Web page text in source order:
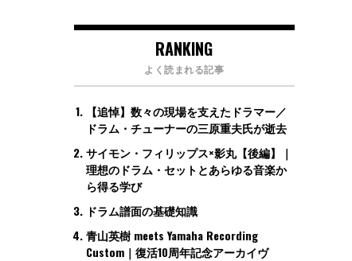
RANKING
よく読まれる記事
【追悼】数々の現場を支えたドラマー／
ドラム・チューナーの三原重夫氏が逝去
サイモン・フィリップス×影丸【後編】｜
理想のドラム・セットとあらゆる音楽か
ら得る学び
ドラム譜面の基礎知識
青山英樹 meets Yamaha Recording
Custom｜復活10周年記念アーカイヴ